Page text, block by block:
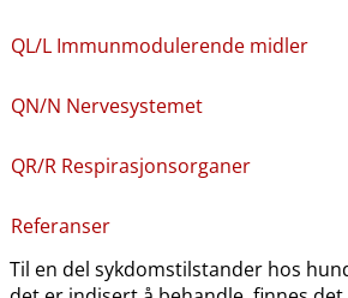
QL​/​L Immunmodulerende midler
QN​/​N Nervesystemet
QR​/​R Respirasjonsorganer
Referanser
Til en del sykdomstilstander hos